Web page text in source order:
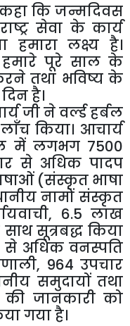
कि जन्मदिवस
सेवा के कार्य
लक्ष्य है।
हमारे पूरे साल के
करने तथा भविष्य के
है।
जी ने वर्ल्ड हर्बल
किया। आचार्य
में लगभग 7500
से अधिक पादप
(संस्कृत भाषा
नामों संस्कृत
6.5 लाख
सूत्रबद्ध किया
से अधिक वनस्पति
964 उपचार
समुदायों तथा
जानकारी को
गया है।